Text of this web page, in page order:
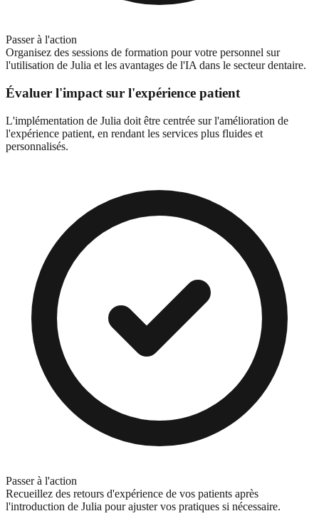
Passer à l'action
Organisez des sessions de formation pour votre personnel sur
l'utilisation de Julia et les avantages de l'IA dans le secteur dentaire.
Évaluer l'impact sur l'expérience patient
L'implémentation de Julia doit être centrée sur l'amélioration de
l'expérience patient, en rendant les services plus fluides et
personnalisés.
Passer à l'action
Recueillez des retours d'expérience de vos patients après
l'introduction de Julia pour ajuster vos pratiques si nécessaire.